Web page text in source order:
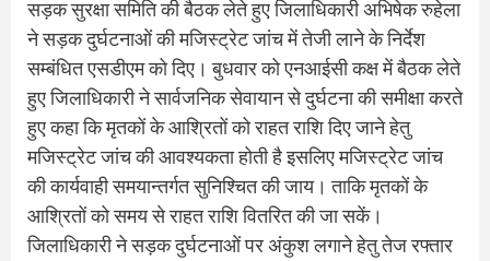
सड़क सुरक्षा समिति की बैठक लेते हुए जिलाधिकारी अभिषेक रुहेला
ने सड़क दुर्घटनाओं की मजिस्ट्रेट जांच में तेजी लाने के निर्देश
सम्बंधित एसडीएम को दिए। बुधवार को एनआईसी कक्ष में बैठक लेते
हुए जिलाधिकारी ने सार्वजनिक सेवायान से दुर्घटना की समीक्षा करते
हुए कहा कि मृतकों के आश्रितों को राहत राशि दिए जाने हेतु
मजिस्ट्रेट जांच की आवश्यकता होती है इसलिए मजिस्ट्रेट जांच
की कार्यवाही समयान्तर्गत सुनिश्चित की जाय। ताकि मृतकों के
आश्रितों को समय से राहत राशि वितरित की जा सकें।
जिलाधिकारी ने सड़क दुर्घटनाओं पर अंकुश लगाने हेतु तेज रफ्तार